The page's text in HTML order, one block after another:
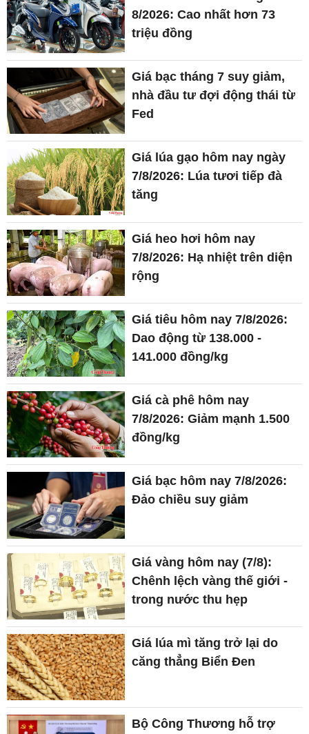
8/2026: Cao nhất hơn 73
triệu đồng
Giá bạc tháng 7 suy giảm,
nhà đầu tư đợi động thái từ
Fed
Giá lúa gạo hôm nay ngày
7/8/2026: Lúa tươi tiếp đà
tăng
Giá heo hơi hôm nay
7/8/2026: Hạ nhiệt trên diện
rộng
Giá tiêu hôm nay 7/8/2026:
Dao động từ 138.000 -
141.000 đồng/kg
Giá cà phê hôm nay
7/8/2026: Giảm mạnh 1.500
đồng/kg
Giá bạc hôm nay 7/8/2026:
Đảo chiều suy giảm
Giá vàng hôm nay (7/8):
Chênh lệch vàng thế giới -
trong nước thu hẹp
Giá lúa mì tăng trở lại do
căng thẳng Biển Đen
Bộ Công Thương hỗ trợ